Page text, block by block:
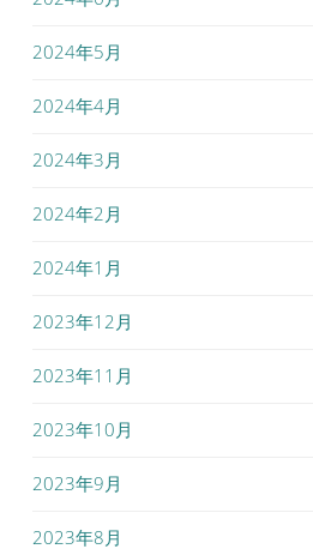
2024年5月
2024年4月
2024年3月
2024年2月
2024年1月
2023年12月
2023年11月
2023年10月
2023年9月
2023年8月